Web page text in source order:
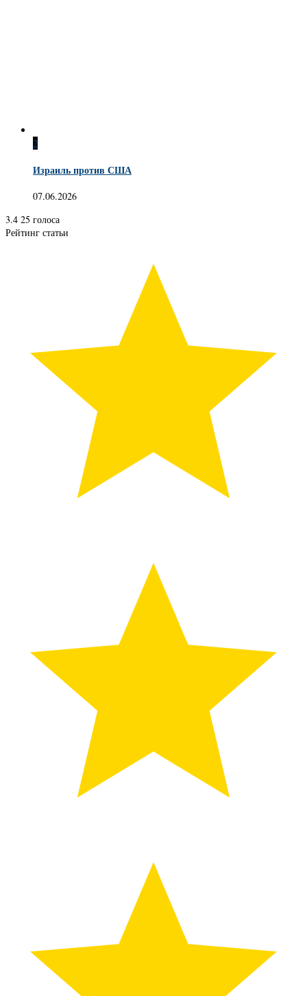
2
Израиль против США
07.06.2026
3.4 25 голоса
Рейтинг статьи